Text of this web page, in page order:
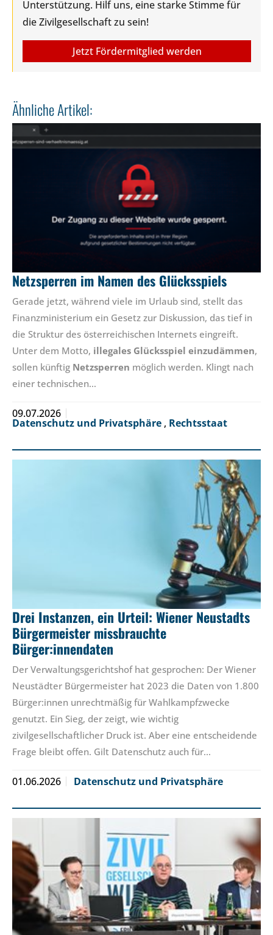
Unterstützung. Hilf uns, eine starke Stimme für
die Zivilgesellschaft zu sein!
Jetzt Fördermitglied werden
Ähnliche Artikel:
Netzsperren im Namen des Glücksspiels
Gerade jetzt, während viele im Urlaub sind, stellt das
Finanzministerium ein Gesetz zur Diskussion, das tief in
die Struktur des österreichischen Internets eingreift.
Unter dem Motto, illegales Glücksspiel einzudämmen,
sollen künftig Netzsperren möglich werden. Klingt nach
einer technischen…
09.07.2026
Datenschutz und Privatsphäre , Rechtsstaat
Drei Instanzen, ein Urteil: Wiener Neustadts
Bürgermeister missbrauchte
Bürger:innendaten
Der Verwaltungsgerichtshof hat gesprochen: Der Wiener
Neustädter Bürgermeister hat 2023 die Daten von 1.800
Bürger:innen unrechtmäßig für Wahlkampfzwecke
genutzt. Ein Sieg, der zeigt, wie wichtig
zivilgesellschaftlicher Druck ist. Aber eine entscheidende
Frage bleibt offen. Gilt Datenschutz auch für…
01.06.2026 Datenschutz und Privatsphäre